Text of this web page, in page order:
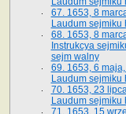
67. 1653, 8
Laudum sejmiku
68. 1653, 8
Instrukcya
sejm walny
69. 1653, 6
Laudum sejmiku
70. 1653, 23
Laudum sejmiku
71. 1653, 15